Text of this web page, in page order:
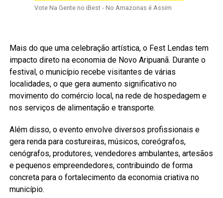
Vote Na Gente no iBest - No Amazonas é Assim
Mais do que uma celebração artística, o Fest Lendas tem
impacto direto na economia de Novo Aripuanã. Durante o
festival, o município recebe visitantes de várias
localidades, o que gera aumento significativo no
movimento do comércio local, na rede de hospedagem e
nos serviços de alimentação e transporte.
Além disso, o evento envolve diversos profissionais e
gera renda para costureiras, músicos, coreógrafos,
cenógrafos, produtores, vendedores ambulantes, artesãos
e pequenos empreendedores, contribuindo de forma
concreta para o fortalecimento da economia criativa no
município.